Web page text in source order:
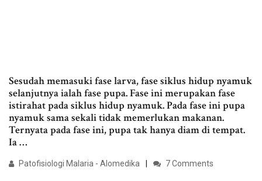
Sesudah memasuki fase larva, fase siklus hidup nyamuk
selanjutnya ialah fase pupa. Fase ini merupakan fase
istirahat pada siklus hidup nyamuk. Pada fase ini pupa
nyamuk sama sekali tidak memerlukan makanan.
Ternyata pada fase ini, pupa tak hanya diam di tempat.
Ia …
Patofisiologi Malaria - Alomedika 7 Comments